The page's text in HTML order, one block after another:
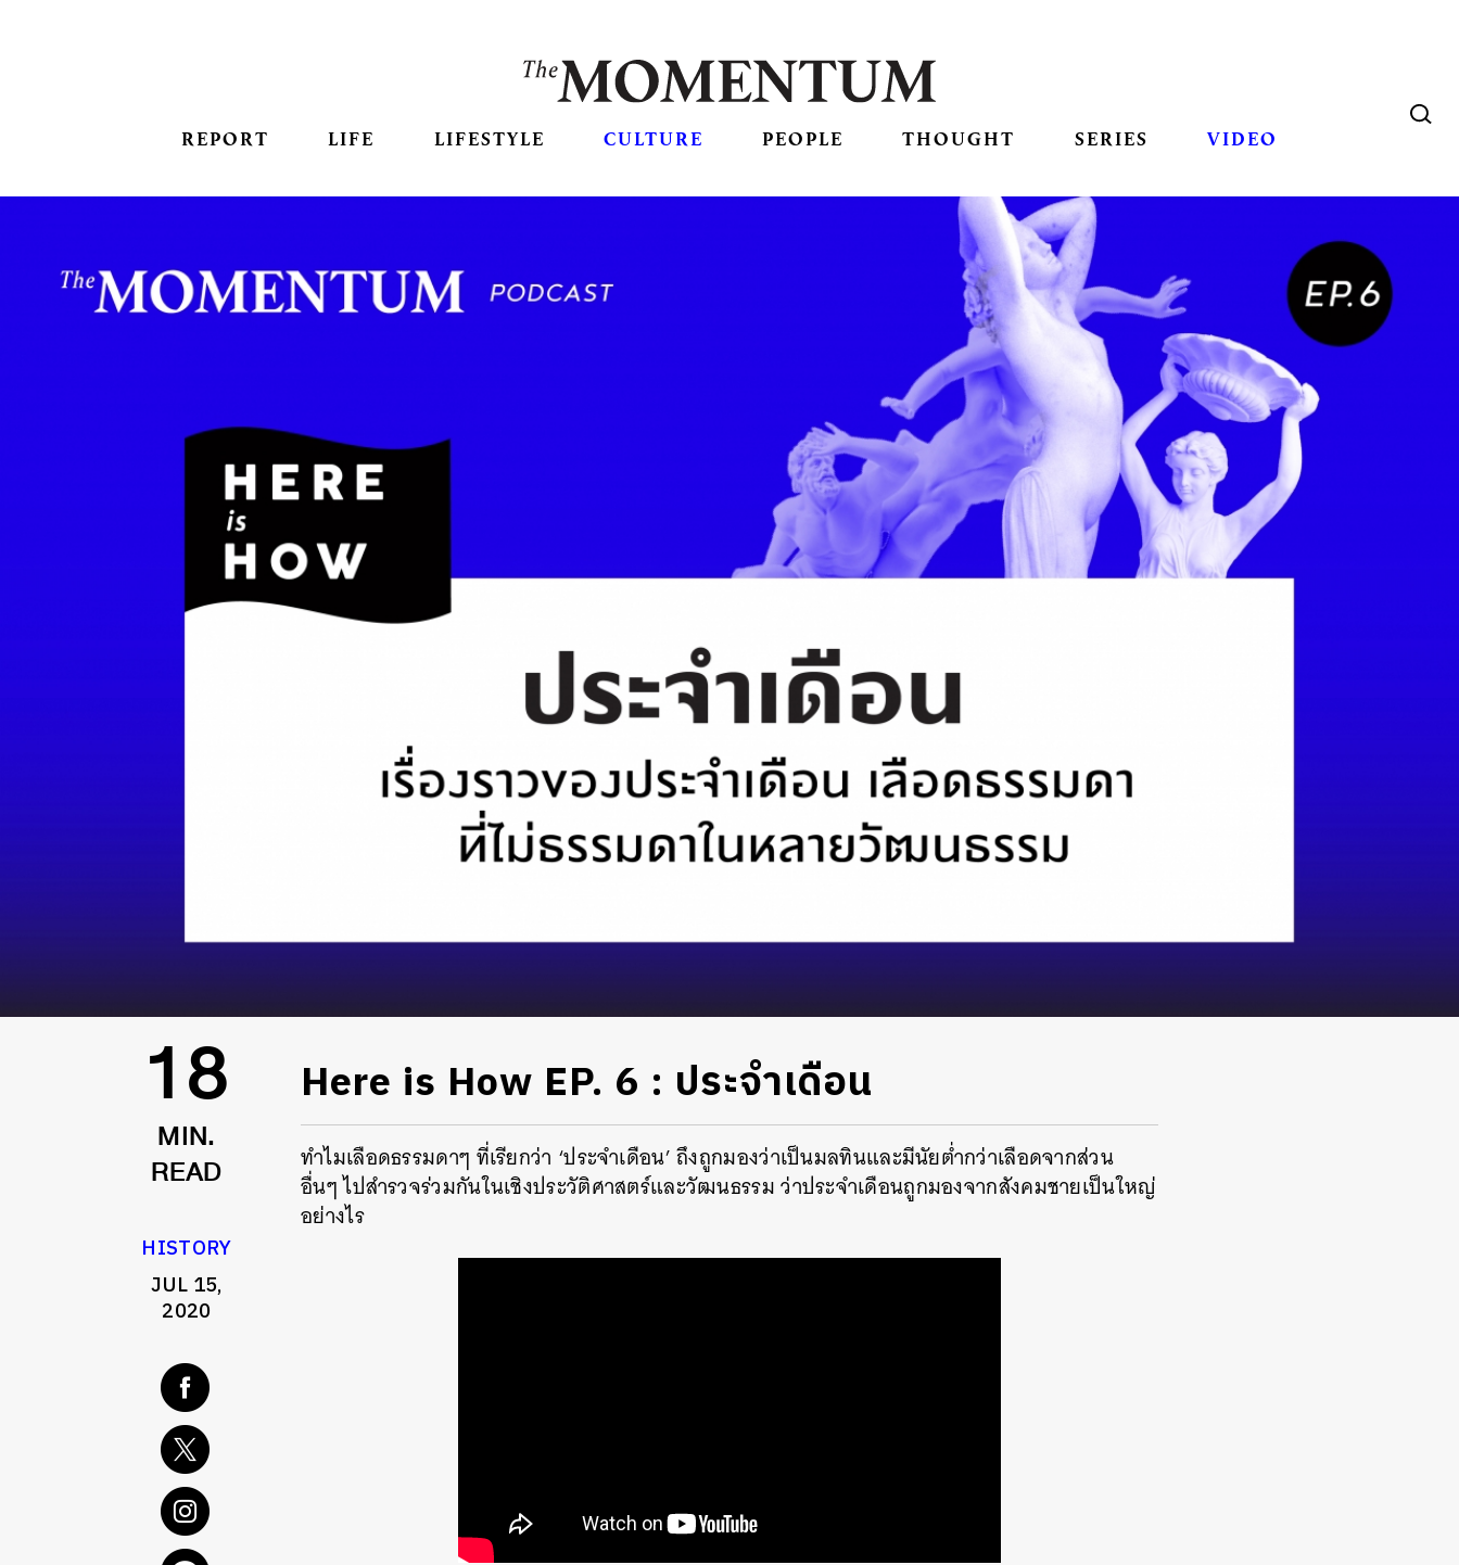
REPORT LIFE LIFESTYLE CULTURE PEOPLE THOUGHT SERIES VIDEO
18
MIN.
READ
HISTORY
JUL 15,
2020
Here is How EP. 6 : ประจำเดือน
ทำไมเลือดธรรมดาๆ ที่เรียกว่า ‘ประจำเดือน’ ถึงถูกมองว่าเป็นมลทินและมีนัยต่ำกว่าเลือดจากส่วน
อื่นๆ ไปสำรวจร่วมกันในเชิงประวัติศาสตร์และวัฒนธรรม ว่าประจำเดือนถูกมองจากสังคมชายเป็นใหญ่
อย่างไร